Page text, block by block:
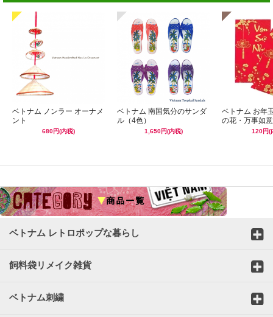
ベトナム ノンラー オーナメ
ント
680円(内税)
ベトナム 南国気分のサンダ
ル（4色）
1,650円(内税)
ベトナム お年
の花・万事如意
120円(
ベトナム レトロポップな暮らし
飼料袋リメイク雑貨
ベトナム刺繍